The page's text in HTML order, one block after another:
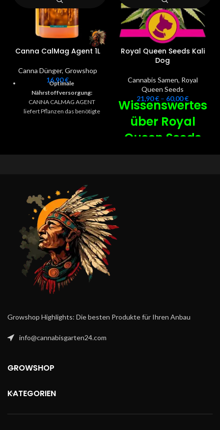
Canna CalMag Agent 1L
Canna Dünger, Growshop
16,90€
Optimale
Nährstoffversorgung:
CANNA CALMAG AGENT
liefert Pflanzen das benötigte
Effektive Aufnahme:Die
durch die Pflanzen.
Einfache Anwendung:Lässt
sich mühelos in die
bestehende Düngerroutine
integrieren.
Royal Queen Seeds Kali
Dog
Cannabis Samen, Royal
Queen Seeds
21,90€ – 60,00€
Wissenswertes
über Royal
Queen Seeds
Kali Dog
Beispiel einer starken Genetik, die
vollmundiges Aroma und sehr
Growshop Highlights: Die besten Produkte für Ihren Anbau
info@cannabisgarten24.com
GROWSHOP
KATEGORIEN